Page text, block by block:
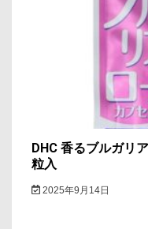
DHC 香るブルガリ
粒入
2025年9月14日